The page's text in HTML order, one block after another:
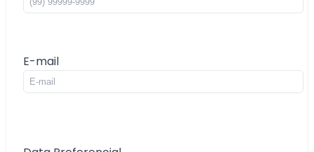
E-mail